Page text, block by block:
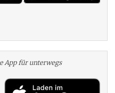
App für unterwegs